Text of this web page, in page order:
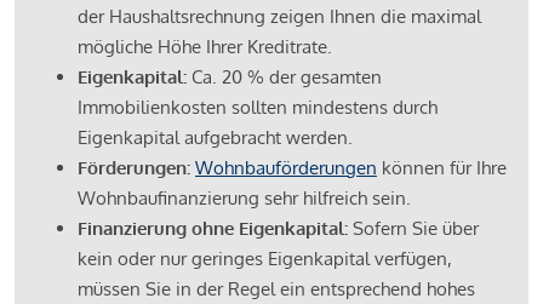
der Haushaltsrechnung zeigen Ihnen die maximal
mögliche Höhe Ihrer Kreditrate.
Eigenkapital: Ca. 20 % der gesamten
Immobilienkosten sollten mindestens durch
Eigenkapital aufgebracht werden.
Förderungen: Wohnbauförderungen können für Ihre
Wohnbaufinanzierung sehr hilfreich sein.
Finanzierung ohne Eigenkapital: Sofern Sie über
kein oder nur geringes Eigenkapital verfügen,
müssen Sie in der Regel ein entsprechend hohes